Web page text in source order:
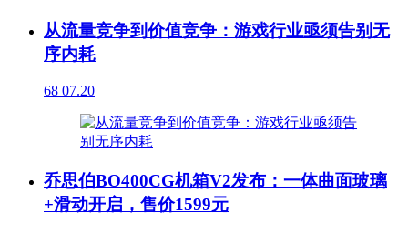
从流量竞争到价值竞争：游戏行业亟须告别无
序内耗
68 07.20
乔思伯BO400CG机箱V2发布：一体曲面玻璃
+滑动开启，售价1599元